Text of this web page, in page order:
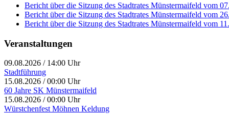
Bericht über die Sitzung des Stadtrates Münstermaifeld vom
Bericht über die Sitzung des Stadtrates Münstermaifeld vom
Bericht über die Sitzung des Stadtrates Münstermaifeld vom
Veranstaltungen
09.08.2026 / 14:00 Uhr
Stadtführung
15.08.2026 /00:00 Uhr
60 Jahre SK Münstermaifeld
15.08.2026 /00:00 Uhr
Würstchenfest Möhnen Keldung